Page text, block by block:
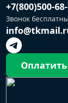
+7(800)500-
Звонок